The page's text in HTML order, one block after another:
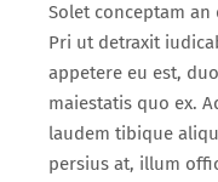
Solet conceptam
Pri ut detraxit
appetere eu est,
maiestatis quo ex.
laudem tibique
persius at, illum